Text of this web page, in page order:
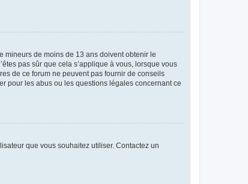
mineurs de moins de 13 ans doivent obtenir le
pas sûr que cela s’applique à vous, lorsque vous
de ce forum ne peuvent pas fournir de conseils
pour les abus ou les questions légales concernant ce
que vous souhaitez utiliser. Contactez un